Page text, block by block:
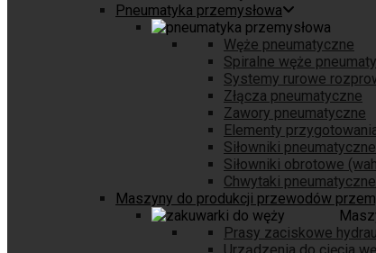
Pneumatyka przemysłowa
Węże pneumatyczne
Spiralne węże
Systemy rurowe
Złącza pneumatyczne
Zawory pneumatyczne
Elementy
Siłowniki pneumatyczne
Siłowniki obrotowe
Chwytaki pneumatyczne
Maszyny do produkcji przewodów
Prasy zaciskowe